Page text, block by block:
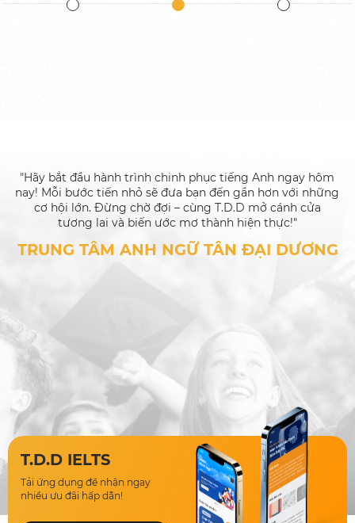
"Hãy bắt đầu hành trình chinh phục tiếng Anh ngay hôm
nay! Mỗi bước tiến nhỏ sẽ đưa bạn đến gần hơn với những
cơ hội lớn. Đừng chờ đợi – cùng T.D.D mở cánh cửa
tương lai và biến ước mơ thành hiện thực!"
TRUNG TÂM ANH NGỮ TÂN ĐẠI DƯƠNG
T.D.D IELTS
Tải ứng dụng để nhận ngay
nhiều ưu đãi hấp dẫn!